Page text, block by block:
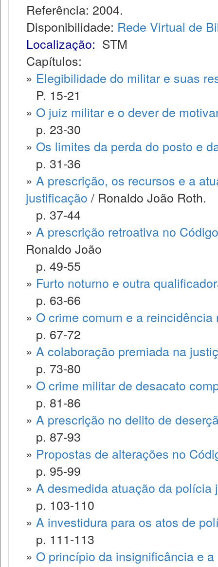
Referência: 2004.
Disponibilidade: Rede Virtual de
Localização: STM
Capítulos:
» Elegibilidade do militar e suas
P. 15-21
» O juiz militar e o dever de
p. 23-30
» Os limites da perda do posto e
p. 31-36
» A prescrição, os recursos e a
justificação / Ronaldo João Roth.
p. 37-44
» A prescrição retroativa no
Ronaldo João
p. 49-55
» Furto noturno e outra
p. 63-66
» O crime comum e a reincidência
p. 67-72
» A colaboração premiada na
p. 73-80
» O crime militar de desacato
p. 81-86
» A prescrição no delito de
p. 87-93
» Propostas de alterações no
p. 95-99
» A desmedida atuação da polícia
p. 103-110
» A investidura para os atos de
p. 111-113
» O princípio da insignificância e